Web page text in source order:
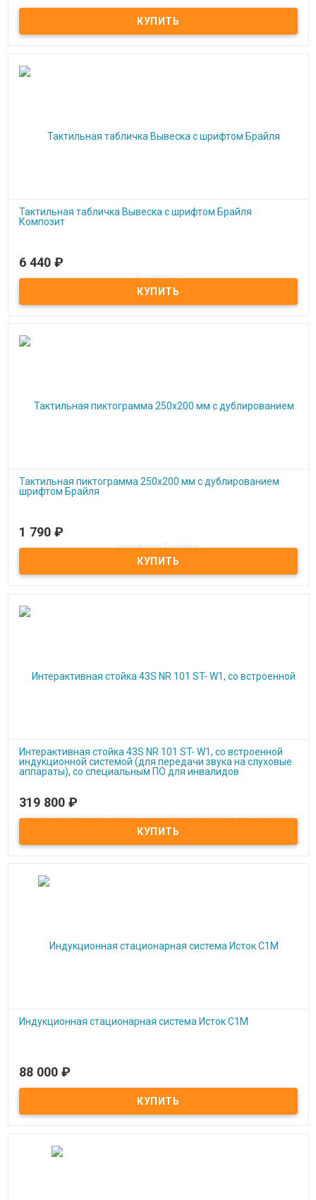
Индукционная стационарная система Исток С1И
Тактильная табличка Вывеска с шрифтом Брайля
Композит
Под заказ
Тактильная табличка Вывеска с шрифтом Брайля Композит
6 440 ₽
Тактильная пиктограмма 250x200 мм с дублированием
шрифтом Брайля
Под заказ
Тактильная пиктограмма 250x200 мм с дублированием шрифтом
1 790 ₽
Интерактивная стойка 43S NR 101 ST- W1, со встроенной
индукционной системой (для передачи звука на слуховые
аппараты), со специальным ПО для инвалидов
Под заказ
Интерактивная стойка 43S NR 101 ST- W1, со встроенной
индукционной системой (для передачи звука на слуховые
319 800 ₽
Индукционная стационарная система Исток С1М
Под заказ
Индукционная стационарная система Исток С1М
88 000 ₽